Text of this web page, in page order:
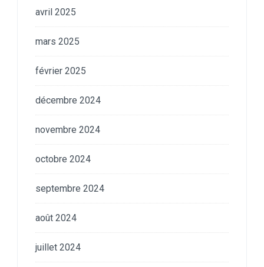
avril 2025
mars 2025
février 2025
décembre 2024
novembre 2024
octobre 2024
septembre 2024
août 2024
juillet 2024